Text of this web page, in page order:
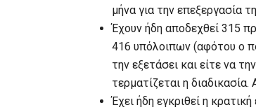
μήνα για την επεξεργασία
Έχουν ήδη αποδεχθεί 315
416 υπόλοιπων (αφότου ο
την εξετάσει και είτε να
τερματίζεται η
Έχει ήδη εγκριθεί η